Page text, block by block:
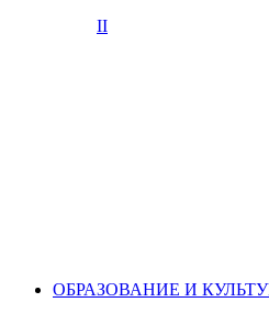
II
ОБРАЗОВАНИЕ И